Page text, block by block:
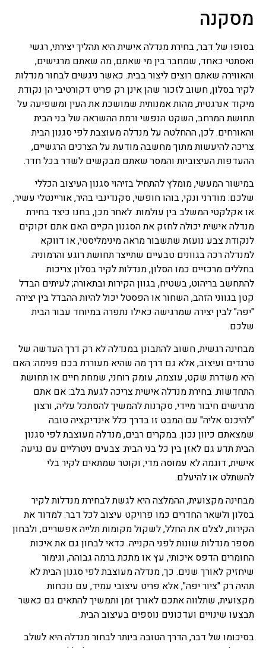
מסקנה
בסופו של דבר, בחירת מנדלה אישית היא תהליך יצירתי, רגשי
ואסתטי כאחד, שמחבר בין מי שאתם, מה שאתם מרגישים,
והאווירה שאתם רוצים ליצור בבית. כאשר ניגשים לבחור מנדלות
לקיר בסלון, חשוב לזכור שהן אינן רק פריט דקורטיבי הן נקודת
מיקוד אנרגטית, מהות אמנותית שמושכת את העין ומשפיעה על
תחושת המרחב, השקט הנפשי ורמת ההשראה של בני הבית
והאורחים. לכן, ההחלטה על מנדלה מעוצבת לפי סגנון הבית
צריכה להיעשות מתוך מחשבה מודעת על הצרכים הרגשיים,
ההעדפות העיצוביות והמסר שאתם מבקשים לשדר בכל חדר.
במישור המעשי, מומלץ להתחיל בזיהוי סגנון העיצוב הכללי
שלכם: מודרני ונקי, בוהו חופשי, סקנדינבי בהיר, אוריינטלי עשיר,
או אקלקטי המשלב בין עולמות. לאחר מכן, בחנו כיצד בחירת
מנדלה אישית יכולה לחזק את הסגנון הקיים האם אתם זקוקים
לנקודת צבע נועזת שתשבור מראה מינימליסטי, או דווקא
למנדלה רכה בגוונים טבעיים שתייצר תחושת רוגע והרמוניה.
בחללים מרכזיים כמו הסלון, מנדלות לקיר בסלון צריכות
להתחשב בריהוט, בשטיח, בגוון הקירות ובתאורה; לעיתים הבדל
קטן בגווני הזהב, השחור או הפסטל יכול להיות ההבדל בין יצירה
"יפה" לבין יצירה שמרגישה כאילו נתפרה במיוחד עבור הבית
שלכם.
מבחינה רגשית, חשוב להתבונן במנדלה לא רק דרך העדשה של
טרנדים ועיצוב, אלא גם דרך מה שהיא מעוררת בכם פנימה: האם
היא משדרת שקט, עוצמה, עומק רוחני, שמחת חיים או תחושת
התחדשות. בחירת מנדלה אישית צריכה לגעת בלב: אם אתם
מרגישים חיבור מיידי, סקרנות להמשיך להסתכל עליה, ורצון
"להיכנס אליה" עם המבט זו בדרך כלל אינדיקציה טובה
שמצאתם כיוון נכון. במקרים רבים, מנדלה מעוצבת לפי סגנון
הבית תדע גם לאזן בין כל בני הבית: צבעים ניטרליים עם נגיעה
אישית, דוגמה לא עמוסה מדי, וקוטר שמתאים לקיר בלי
להשתלט או להיעלם.
מבחינה מקצועית, ההמלצה היא לגשת לבחירת מנדלות לקיר
בסלון ולשאר החדרים כמו פרויקט עיצוב לכל דבר: למדוד את
הקירות, לצלם את החלל, לשקול מקומות תלייה אפשריים, ולבחון
מספר מנדלות שונות לפני הקנייה. כדאי לבחון גם את איכות
החומרים הדפס איכותי, עץ או מתכת ברמה גבוהה, וגימור
שיחזיק לאורך שנים. כך, מנדלה מעוצבת לפי סגנון הבית לא
תהיה רק "ציור יפה", אלא פריט עיצובי עמיד, עם נוכחות
מקצועית, שתלווה אתכם לאורך זמן ותמשיך להתאים גם כאשר
תבצעו שינויים ועדכונים נוספים בעיצוב הבית.
בסיכומו של דבר, הדרך הטובה ביותר לבחור מנדלה היא לשלב